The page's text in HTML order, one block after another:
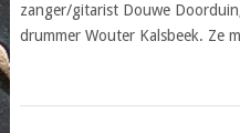
zanger/gitarist Douwe
drummer Wouter Kalsbeek. Ze